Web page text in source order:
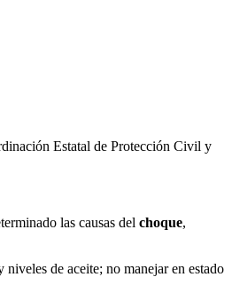
Estatal de Protección Civil y
las causas del choque,
niveles de aceite; no manejar en estado